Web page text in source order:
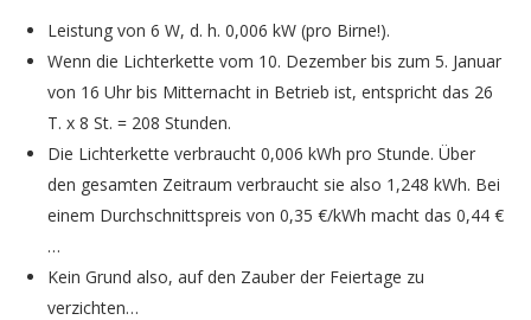
Leistung von 6 W, d. h. 0,006 kW (pro Birne!).
Wenn die Lichterkette vom 10. Dezember bis zum 5. Januar
von 16 Uhr bis Mitternacht in Betrieb ist, entspricht das 26
T. x 8 St. = 208 Stunden.
Die Lichterkette verbraucht 0,006 kWh pro Stunde. Über
den gesamten Zeitraum verbraucht sie also 1,248 kWh. Bei
einem Durchschnittspreis von 0,35 €/kWh macht das 0,44 €
…
Kein Grund also, auf den Zauber der Feiertage zu
verzichten…